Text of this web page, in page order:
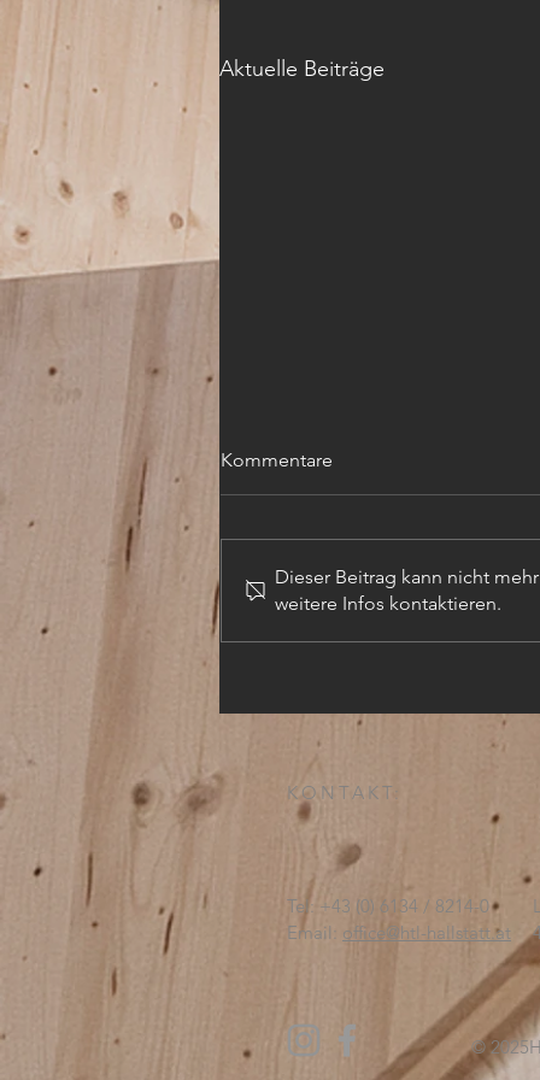
Aktuelle Beiträge
Kommentare
Dieser Beitrag kann nicht
weitere Infos kontaktieren.
KONTAKT:
Tel: +43 (0) 6134 / 8214-0
Email: office@htl-hallstatt.at
© 2025